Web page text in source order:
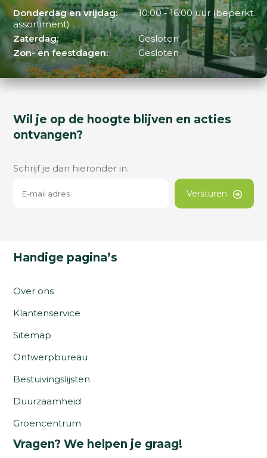
Donderdag en vrijdag:
10:00 - 16:00 uur (beperkt
assortiment)
Zaterdag:
Gesloten
Zon- en feestdagen:
Gesloten
Wil je op de hoogte blijven en acties
ontvangen?
Schrijf je dan hieronder in.
Versturen
Handige pagina’s
Over ons
Klantenservice
Sitemap
Ontwerpbureau
Bestuivingslijsten
Duurzaamheid
Groencentrum
Vragen? We helpen je graag!